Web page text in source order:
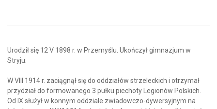
Urodził się 12 V 1898 r. w Przemyślu. Ukończył gimnazjum w
Stryju.
W VIII 1914 r. zaciągnął się do oddziałów strzeleckich i otrzymał
przydział do formowanego 3 pułku piechoty Legionów Polskich.
Od IX służył w konnym oddziale zwiadowczo-dywersyjnym na